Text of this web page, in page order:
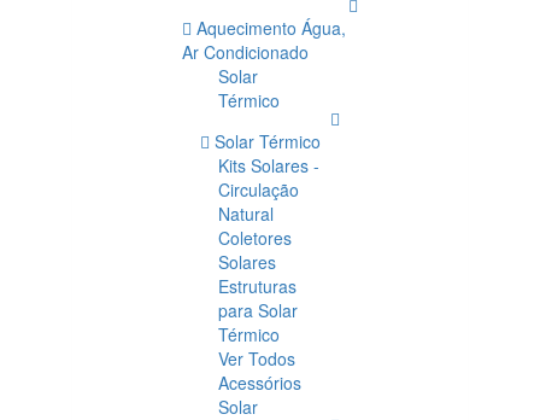
Aquecimento Água,
Ar Condicionado
Solar
Térmico
Solar Térmico
Kits Solares -
Circulação
Natural
Coletores
Solares
Estruturas
para Solar
Térmico
Ver Todos
Acessórios
Solar